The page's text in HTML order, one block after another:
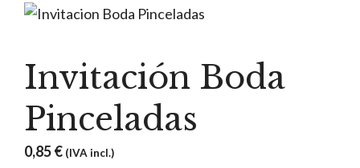
Invitación Boda
Pinceladas
0,85€ (IVA incl.)